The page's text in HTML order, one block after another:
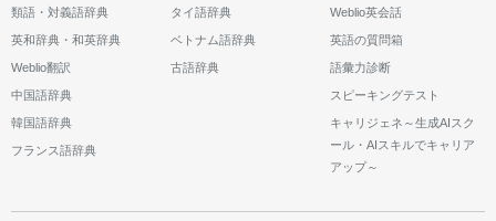
類語・対義語辞典
英和辞典・和英辞典
Weblio翻訳
中国語辞典
韓国語辞典
フランス語辞典
タイ語辞典
ベトナム語辞典
古語辞典
Weblio英会話
英語の質問箱
語彙力診断
スピーキングテスト
キャリジェネ～生成AIスク
ール・AIスキルでキャリア
アップ～